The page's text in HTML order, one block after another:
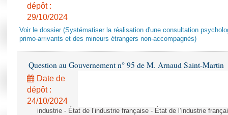
dépôt :
29/10/2024
Voir le dossier (Systématiser la réalisation d'une consultation
primo-arrivants et des mineurs étrangers non-accompagnés)
Question au Gouvernement n° 95 de M. Arnaud Saint-Martin
Date de
dépôt :
24/10/2024
industrie - État de l’industrie française - État de l’industrie